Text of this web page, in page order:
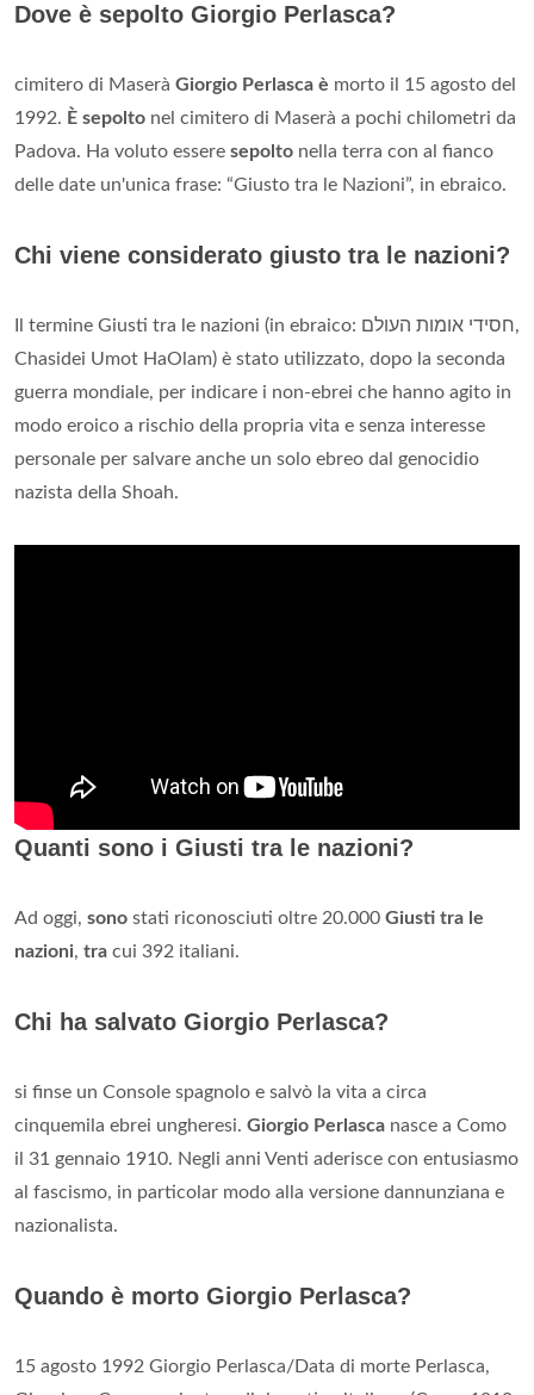
Dove è sepolto Giorgio Perlasca?
cimitero di Maserà Giorgio Perlasca è morto il 15 agosto del
1992. È sepolto nel cimitero di Maserà a pochi chilometri da
Padova. Ha voluto essere sepolto nella terra con al fianco
delle date un'unica frase: “Giusto tra le Nazioni”, in ebraico.
Chi viene considerato giusto tra le nazioni?
Il termine Giusti tra le nazioni (in ebraico: חסידי אומות העולם‎,
Chasidei Umot HaOlam) è stato utilizzato, dopo la seconda
guerra mondiale, per indicare i non-ebrei che hanno agito in
modo eroico a rischio della propria vita e senza interesse
personale per salvare anche un solo ebreo dal genocidio
nazista della Shoah.
Quanti sono i Giusti tra le nazioni?
Ad oggi, sono stati riconosciuti oltre 20.000 Giusti tra le
nazioni, tra cui 392 italiani.
Chi ha salvato Giorgio Perlasca?
si finse un Console spagnolo e salvò la vita a circa
cinquemila ebrei ungheresi. Giorgio Perlasca nasce a Como
il 31 gennaio 1910. Negli anni Venti aderisce con entusiasmo
al fascismo, in particolar modo alla versione dannunziana e
nazionalista.
Quando è morto Giorgio Perlasca?
15 agosto 1992 Giorgio Perlasca/Data di morte Perlasca,